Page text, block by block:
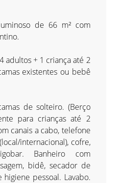
de 66 m² com
adultos + 1 criança até 2
existentes ou bebê
de solteiro. (Berço
para crianças até 2
canais a cabo, telefone
internacional), cofre,
Banheiro com
bidê, secador de
pessoal. Lavabo.